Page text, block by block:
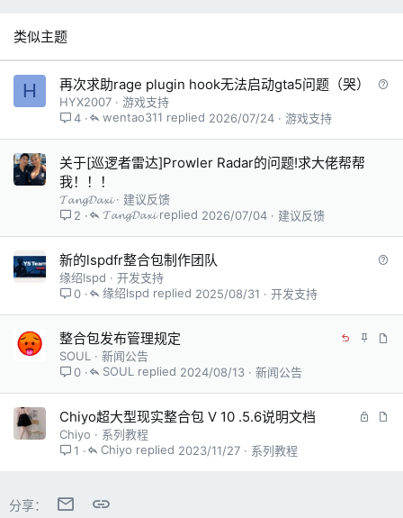
类似主题
H 再次求助rage plugin hook无法启动gta5问题（哭）
HYX2007
游戏支持
4
游戏支持
2026/07/24
wentao311
关于[巡逻者雷达]Prowler Radar的问题!求大佬帮帮
我！！！
𝓣𝓪𝓷𝓰𝓓𝓪𝔁𝓲
建议反馈
2
建议反馈
2026/07/04
𝓣𝓪𝓷𝓰𝓓𝓪𝔁𝓲
新的lspdfr整合包制作团队
缘绍lspd
开发支持
0
开发支持
2025/08/31
缘绍lspd
全
置
整合包发布管理规定
SOUL
新闻公告
0
新闻公告
2024/08/13
SOUL
锁
Chiyo超大型现实整合包 V 10 .5.6说明文档
Chiyo
系列教程
1
系列教程
2023/11/27
Chiyo
分享： 邮件